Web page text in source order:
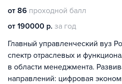
от 86 проходной балл
от 190000 р. за год
Главный управленческий вуз
спектр отраслевых и
в области менеджмента.
направлений: цифровая